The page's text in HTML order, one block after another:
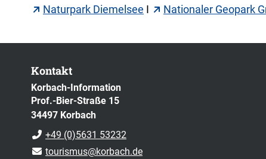
Naturpark Diemelsee I Nationaler Geopark
Kontakt
Korbach-Information
Prof.-Bier-Straße 15
34497 Korbach
+49 (0)5631 53232
tourismus@korbach.de